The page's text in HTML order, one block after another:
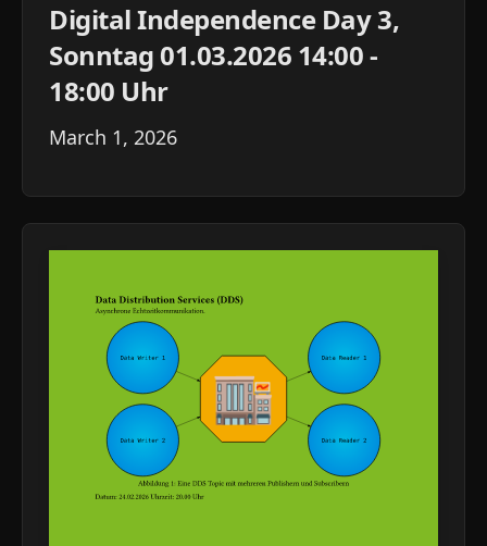
Digital Independence Day 3,
Sonntag 01.03.2026 14:00 -
18:00 Uhr
March 1, 2026